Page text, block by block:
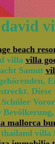
beach
villa villa
Samut
mallorca
villa